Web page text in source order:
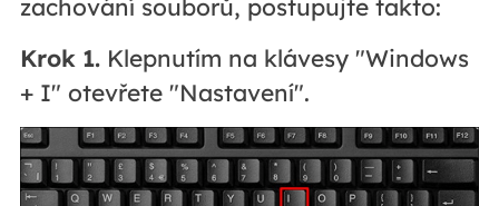
zachování souborů, postupujte takto:
Krok 1.Klepnutím na klávesy "Windows
+ I" otevřete "Nastavení".